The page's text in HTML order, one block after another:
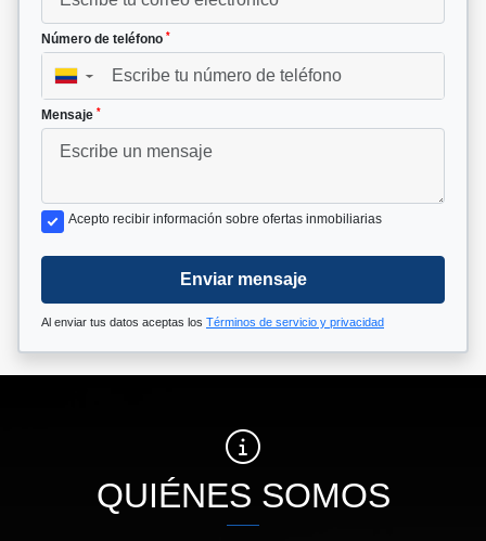
Número de teléfono *
▼
Mensaje *
Acepto recibir información sobre ofertas inmobiliarias
Enviar mensaje
Al enviar tus datos aceptas los Términos de servicio y privacidad
QUIÉNES SOMOS